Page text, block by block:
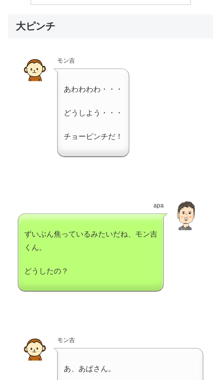
大ピンチ
モン吉
あわわわわ・・・
どうしよう・・・
チョーピンチだ！
apa
ずいぶん焦っているみたいだね、モン吉
くん。
どうしたの？
モン吉
あ、あぱさん。